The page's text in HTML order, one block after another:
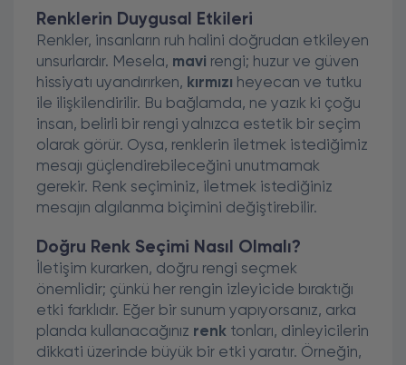
Renklerin Duygusal Etkileri
Renkler, insanların ruh halini doğrudan etkileyen
unsurlardır. Mesela, mavi rengi; huzur ve güven
hissiyatı uyandırırken, kırmızı heyecan ve tutku
ile ilişkilendirilir. Bu bağlamda, ne yazık ki çoğu
insan, belirli bir rengi yalnızca estetik bir seçim
olarak görür. Oysa, renklerin iletmek istediğimiz
mesajı güçlendirebileceğini unutmamak
gerekir. Renk seçiminiz, iletmek istediğiniz
mesajın algılanma biçimini değiştirebilir.
Doğru Renk Seçimi Nasıl Olmalı?
İletişim kurarken, doğru rengi seçmek
önemlidir; çünkü her rengin izleyicide bıraktığı
etki farklıdır. Eğer bir sunum yapıyorsanız, arka
planda kullanacağınız renk tonları, dinleyicilerin
dikkati üzerinde büyük bir etki yaratır. Örneğin,